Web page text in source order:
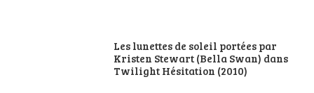
Les lunettes de soleil portées par
Kristen Stewart (Bella Swan) dans
Twilight Hésitation (2010)